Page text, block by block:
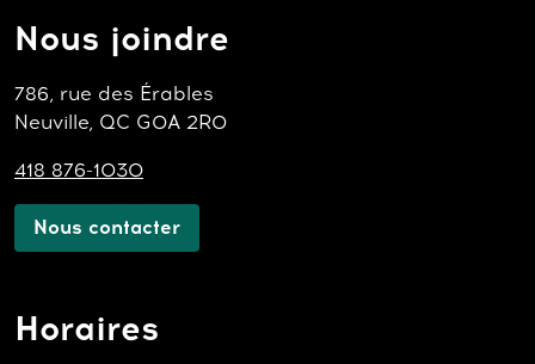
Nous joindre
786, rue des Érables
Neuville, QC G0A 2R0
418 876-1030
Nous contacter
Horaires